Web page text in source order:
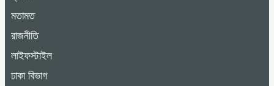
মতামত
রাজনীতি
লাইফস্টাইল
ঢাকা বিভাগ